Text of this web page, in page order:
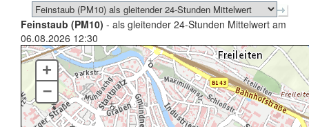
Feinstaub (PM10) - als gleitender 24-Stunden Mittelwert am
06.08.2026 12:30
+
–